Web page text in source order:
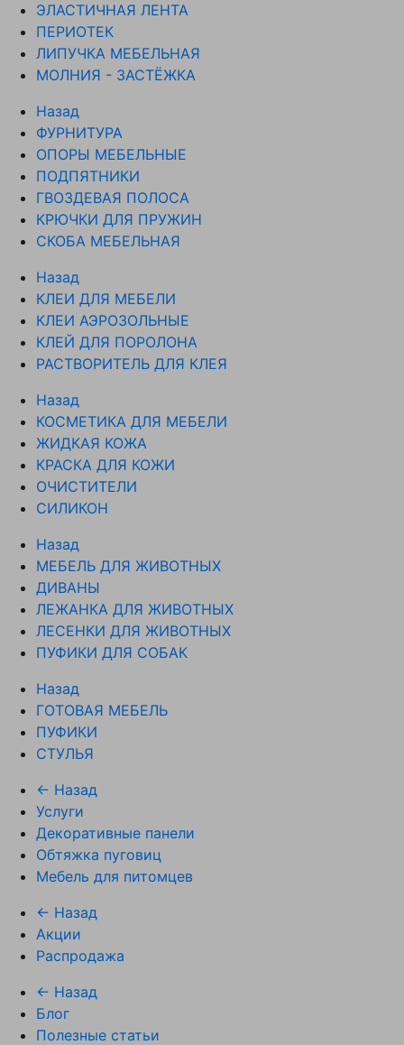
ЭЛАСТИЧНАЯ ЛЕНТА
ПЕРИОТЕК
ЛИПУЧКА МЕБЕЛЬНАЯ
МОЛНИЯ - ЗАСТЁЖКА
Назад
ФУРНИТУРА
ОПОРЫ МЕБЕЛЬНЫЕ
ПОДПЯТНИКИ
ГВОЗДЕВАЯ ПОЛОСА
КРЮЧКИ ДЛЯ ПРУЖИН
СКОБА МЕБЕЛЬНАЯ
Назад
КЛЕИ ДЛЯ МЕБЕЛИ
КЛЕИ АЭРОЗОЛЬНЫЕ
КЛЕЙ ДЛЯ ПОРОЛОНА
РАСТВОРИТЕЛЬ ДЛЯ КЛЕЯ
Назад
КОСМЕТИКА ДЛЯ МЕБЕЛИ
ЖИДКАЯ КОЖА
КРАСКА ДЛЯ КОЖИ
ОЧИСТИТЕЛИ
СИЛИКОН
Назад
МЕБЕЛЬ ДЛЯ ЖИВОТНЫХ
ДИВАНЫ
ЛЕЖАНКА ДЛЯ ЖИВОТНЫХ
ЛЕСЕНКИ ДЛЯ ЖИВОТНЫХ
ПУФИКИ ДЛЯ СОБАК
Назад
ГОТОВАЯ МЕБЕЛЬ
ПУФИКИ
СТУЛЬЯ
← Назад
Услуги
Декоративные панели
Обтяжка пуговиц
Мебель для питомцев
← Назад
Акции
Распродажа
← Назад
Блог
Полезные статьи